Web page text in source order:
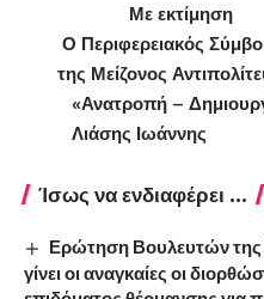
Με εκτίμηση
Ο Περιφερειακός
της Μείζονος
«Ανατροπή –
Λιάσης Ιωάννης
Ίσως να ενδιαφέρει ...
Ερώτηση Βουλευτών
γίνει οι αναγκαίες οι